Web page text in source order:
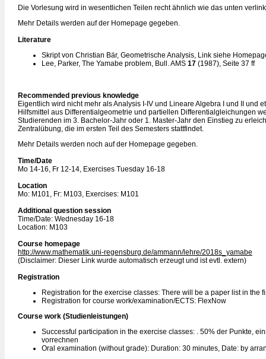
Die Vorlesung wird in wesentlichen Teilen recht ähnlich wie das unten
Mehr Details werden auf der Homepage gegeben.
Literature
Skript von Christian Bär, Geometrische Analysis, Link siehe
Lee, Parker, The Yamabe problem, Bull. AMS 17 (1987), Seite 37 ff
Recommended previous knowledge
Eigentlich wird nicht mehr als Analysis I-IV und Lineare Algebra I und II und
Hilfsmittel aus Differentialgeometrie und partiellen Differentialgleichungen
Studierenden im 3. Bachelor-Jahr oder 1. Master-Jahr den Einstieg zu
Zentralübung, die im ersten Teil des Semesters stattfindet.
Mehr Details werden noch auf der Homepage gegeben.
Time/Date
Mo 14-16, Fr 12-14, Exercises Tuesday 16-18
Location
Mo: M101, Fr: M103, Exercises: M101
Additional question session
Time/Date: Wednesday 16-18
Location: M103
Course homepage
http://www.mathematik.uni-regensburg.de/ammann/lehre/2018s_yamabe
(Disclaimer: Dieser Link wurde automatisch erzeugt und ist evtl. extern)
Registration
Registration for the exercise classes: There will be a paper list in the
Registration for course work/examination/ECTS: FlexNow
Course work (Studienleistungen)
Successful participation in the exercise classes: . 50% der Punkte,
vorrechnen
Oral examination (without grade): Duration: 30 minutes, Date: by